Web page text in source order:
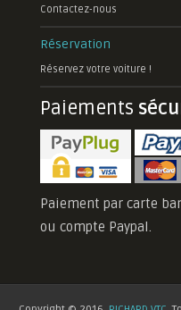
Contactez-nous
Réservation
Réservez votre voiture !
Paiements
Paiement par carte
ou compte Paypal.